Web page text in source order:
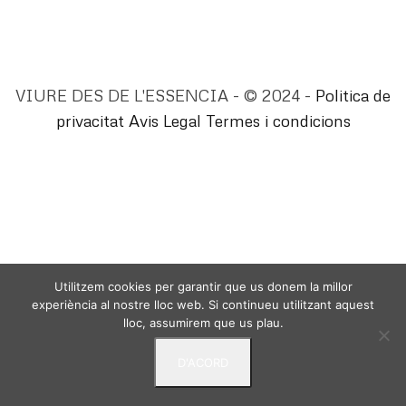
VIURE DES DE L'ESSENCIA - © 2024 - Politica de
privacitat Avis Legal Termes i condicions
Utilitzem cookies per garantir que us donem la millor
experiència al nostre lloc web. Si continueu utilitzant aquest
lloc, assumirem que us plau.